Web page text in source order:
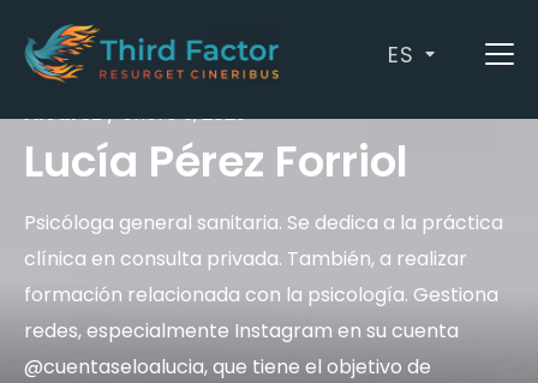
ES
byMiryam Muñoz Guitart
Álvarez/ enero 9, 2023
Lucía Pérez Forriol
Psicóloga general sanitaria. Se dedica a la práctica
clínica en consulta privada. También, a realizar
formación relacionada con la psicología. Gestiona
redes, especialmente Instagram en su cuenta
@cuentaseloalucia, que tiene el objetivo de